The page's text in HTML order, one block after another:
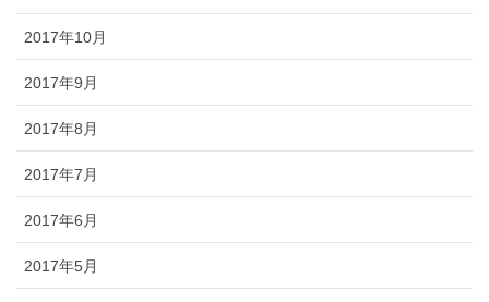
2017年10月
2017年9月
2017年8月
2017年7月
2017年6月
2017年5月